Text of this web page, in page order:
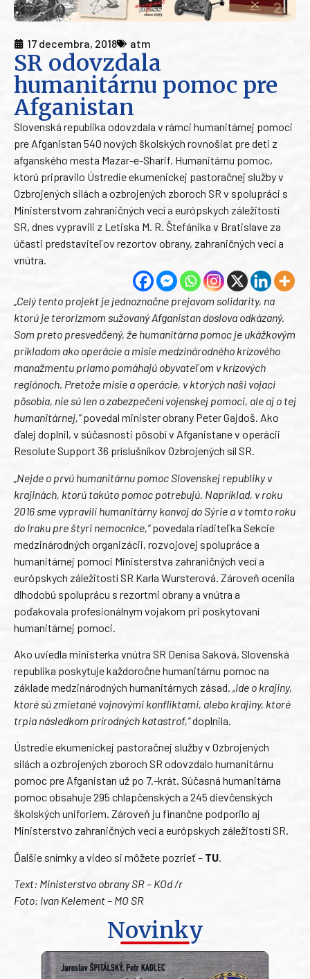
17 decembra, 2018 atm
SR odovzdala
humanitárnu pomoc pre
Afganistan
Slovenská republika odovzdala v rámci humanitárnej pomoci
pre Afganistan 540 nových školských rovnošiat pre deti z
afganského mesta Mazar-e-Sharif. Humanitárnu pomoc,
ktorú pripravilo Ústredie ekumenickej pastoračnej služby v
Ozbrojených silách a ozbrojených zboroch SR v spolupráci s
Ministerstvom zahraničných vecí a európskych záležitostí
SR, dnes vypravili z Letiska M. R. Štefánika v Bratislave za
účasti predstaviteľov rezortov obrany, zahraničných vecí a
vnútra.
„Celý tento projekt je jednoznačne prejavom solidarity, na
ktorú je terorizmom sužovaný Afganistan doslova odkázaný.
Som preto presvedčený, že humanitárna pomoc je ukážkovým
príkladom ako operácie a misie medzinárodného krízového
manažmentu priamo pomáhajú obyvateľom v krízových
regiónoch. Pretože misie a operácie, v ktorých naši vojaci
pôsobia, nie sú len o zabezpečení vojenskej pomoci, ale aj o tej
humanitárnej,“povedal minister obrany Peter Gajdoš. Ako
ďalej doplnil, v súčasnosti pôsobí v Afganistane v operácii
Resolute Support 36 príslušníkov Ozbrojených síl SR.
„Nejde o prvú humanitárnu pomoc Slovenskej republiky v
krajinách, ktorú takúto pomoc potrebujú. Napríklad, v roku
2016 sme vypravili humanitárny konvoj do Sýrie a v tomto roku
do Iraku pre štyri nemocnice,“povedala riaditeľka Sekcie
medzinárodných organizácii, rozvojovej spolupráce a
humanitárnej pomoci Ministerstva zahraničných vecí a
európskych záležitostí SR Karla Wursterová. Zároveň ocenila
dlhodobú spoluprácu s rezortmi obrany a vnútra a
poďakovala profesionálnym vojakom pri poskytovaní
humanitárnej pomoci.
Ako uviedla ministerka vnútra SR Denisa Saková, Slovenská
republika poskytuje každoročne humanitárnu pomoc na
základe medzinárodných humanitárnych zásad. „Ide o krajiny,
ktoré sú zmietané vojnovými konfliktami, alebo krajiny, ktoré
trpia následkom prírodných katastrof,“doplnila.
Ústredie ekumenickej pastoračnej služby v Ozbrojených
silách a ozbrojených zboroch SR odovzdalo humanitárnu
pomoc pre Afganistan už po 7.-krát. Súčasná humanitárna
pomoc obsahuje 295 chlapčenských a 245 dievčenských
školských uniforiem. Zároveň ju finančne podporilo aj
Ministerstvo zahraničných vecí a európskych záležitostí SR.
Ďalšie snímky a video si môžete pozrieť – TU
Text: Ministerstvo obrany SR – KOd /r
Foto: Ivan Kelement – MO SR
Novinky